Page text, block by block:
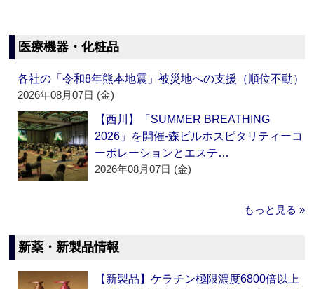
医療機器・化粧品
各社の「令和8年熊本地震」被災地への支援（順位不動）
2026年08月07日 (金)
【西川】「SUMMER BREATHING
2026」を開催‐森ビルホスピタリティーコ
ーポレーションとエステ…
2026年08月07日 (金)
もっと見る »
新薬・新製品情報
【新製品】ケラチン極限濃度6800倍以上